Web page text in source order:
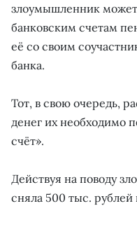
злоумышленник может
банковским счетам
её со своим
банка.
Тот, в свою очередь,
денег их необходимо
счёт».
Действуя на поводу
сняла 500 тыс.